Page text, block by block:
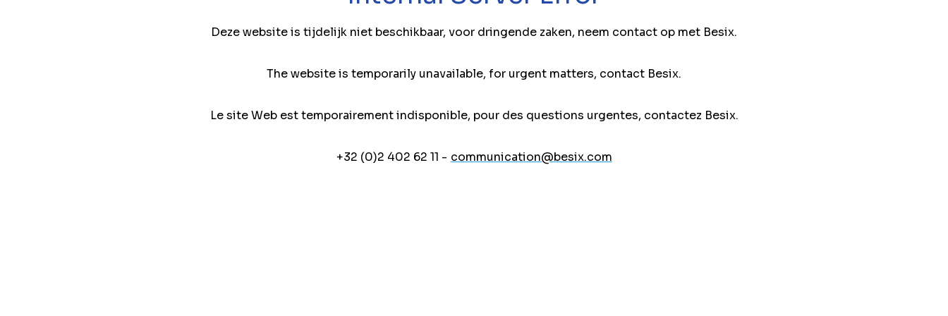
Deze website is tijdelijk niet beschikbaar, voor dringende zaken, neem contact op met Besix.
The website is temporarily unavailable, for urgent matters, contact Besix.
Le site Web est temporairement indisponible, pour des questions urgentes, contactez Besix.
+32 (0)2 402 62 11 - communication@besix.com